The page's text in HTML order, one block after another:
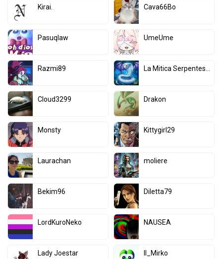
Kirai. Cava66Bo
Pasuqlaw UmeUme
Razmi89
Cloud3299 Drakon
Monsty Kittygirl29
Laurachan moliere
Bekim96 Diletta79
LordKuroNeko NAUSEA
Lady Joestar Il_Mirko